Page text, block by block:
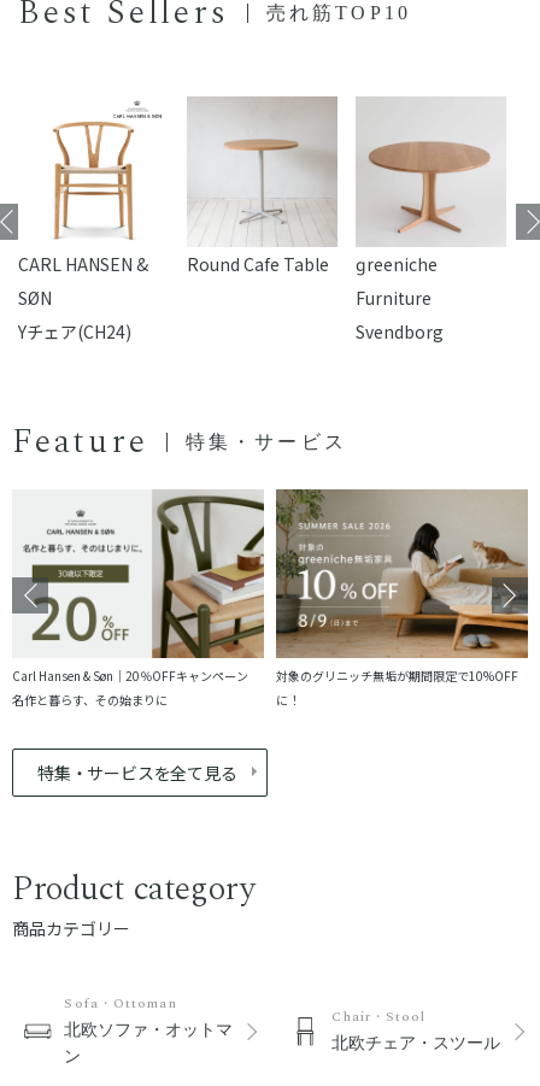
Best Sellers 売れ筋TOP10
CARL HANSEN &
SØN
Yチェア(CH24)
Round Cafe Table
reeniche
Furniture
Svendborg
Feature 特集・サービス
Carl Hansen & Søn｜20％OFFキャンペーン
名作と暮らす、その始まりに
対象のグリニッチ無垢が期間限定で10%OFF
に！
特集・サービスを全て見る
Product category
商品カテゴリー
Sofa・Ottoman
北欧ソファ・オットマ
ン
Chair・Stool
北欧チェア・スツール